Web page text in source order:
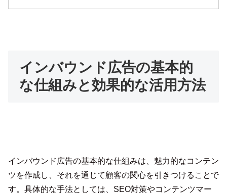
インバウンド広告の基本的
な仕組みと効果的な活用方法
インバウンド広告の基本的な仕組みは、魅力的なコンテン
ツを作成し、それを通じて顧客の関心を引きつけることで
す。具体的な手法としては、SEO対策やコンテンツマー